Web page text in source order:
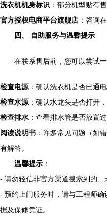
洗衣机机身标识 ：部分机型贴有
官方授权电商平台旗舰店 ：咨询
四、 自助服务与温馨提示
在联系售后前，您可以尝试
检查电源 ：确认洗衣机是否已通
检查水源 ：确认水龙头是否打开
检查排水 ：查看排水管是否放置
阅读说明书 ：许多常见问题（如
有解答。
温馨提示 ：
- 请勿轻信非官方渠道搜索到的、
- 预约上门服务时，请与工程师
据及保修凭证。